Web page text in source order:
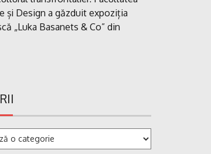
și Design a găzduit expoziția
„Luka Basanets & Co” din